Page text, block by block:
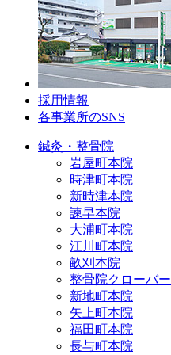
採用情報
各事業所のSNS
鍼灸・整骨院
岩屋町本院
時津町本院
新時津本院
諫早本院
大浦町本院
江川町本院
畝刈本院
整骨院クローバー
新地町本院
矢上町本院
福田町本院
長与町本院